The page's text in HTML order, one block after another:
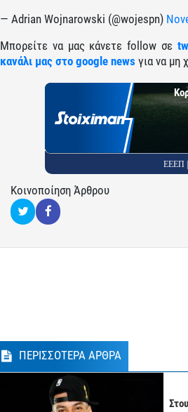
— Adrian Wojnarowski (@wojespn)
Μπορείτε να μας κάνετε follow σε
κανάλι μας στο google news για να μη
ΕΕΕΠ
Κοινοποίηση Άρθρου
ΠΕΡΙΣΣΟΤΕΡΑ ΑΡΘΡΑ